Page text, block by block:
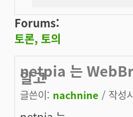
Forums:
토론, 토의
netpia 는
알고
글쓴이: nachnine / 작성